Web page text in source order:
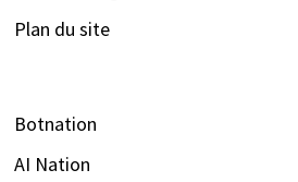
Plan du site
Botnation
AI Nation